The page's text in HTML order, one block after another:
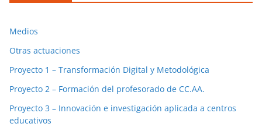
Medios
Otras actuaciones
Proyecto 1 – Transformación Digital y Metodológica
Proyecto 2 – Formación del profesorado de CC.AA.
Proyecto 3 – Innovación e investigación aplicada a centros
educativos